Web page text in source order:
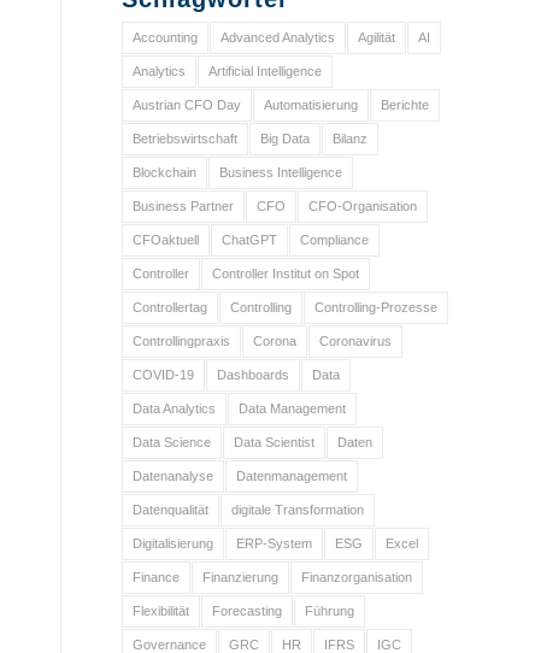
Accounting Advanced Analytics Agilität AI
Analytics Artificial Intelligence
Austrian CFO Day Automatisierung Berichte
Betriebswirtschaft Big Data Bilanz
Blockchain Business Intelligence
Business Partner CFO CFO-Organisation
CFOaktuell ChatGPT Compliance
Controller Controller Institut on Spot
Controllertag Controlling Controlling-Prozesse
Controllingpraxis Corona Coronavirus
COVID-19 Dashboards Data
Data Analytics Data Management
Data Science Data Scientist Daten
Datenanalyse Datenmanagement
Datenqualität digitale Transformation
Digitalisierung ERP-System ESG Excel
Finance Finanzierung Finanzorganisation
Flexibilität Forecasting Führung
Governance GRC HR IFRS IGC